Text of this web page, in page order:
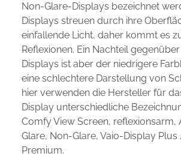
Non-Glare-Displays bezeichnet
Displays streuen durch ihre
einfallende Licht, daher kommt es
Reflexionen. Ein Nachteil
Displays ist aber der niedrigere
eine schlechtere Darstellung von
hier verwenden die Hersteller für
Display unterschiedliche
Comfy View Screen, reflexionsarm,
Glare, Non-Glare, Vaio-Display
Premium.